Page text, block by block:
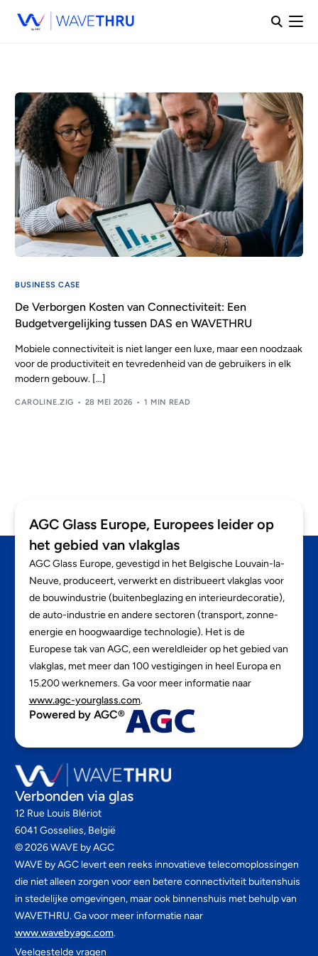
BUSINESS CASE
De Verborgen Kosten van Connectiviteit: Een
Budgetvergelijking tussen DAS en WAVETHRU
Mobiele connectiviteit is niet langer een luxe, maar een noodzaak
voor de productiviteit en tevredenheid van de gebruikers in elk
modern gebouw. […]
CAROLINE.ZIG 28 MEI 2026 1 MIN READ
AGC Glass Europe, Europees leider op
het gebied van vlakglas
AGC Glass Europe, gevestigd in het Belgische Louvain-la-
Neuve, produceert, verwerkt en distribueert vlakglas voor
de bouwindustrie (buitenbeglazing en interieurdecoratie),
de auto-industrie en andere sectoren (transport, zonne-
energie en hoogwaardige technologie). Het is de
Europese tak van AGC, een wereldleider op het gebied van
vlakglas, met meer dan 100 vestigingen in heel Europa en
15.200 werknemers. Ga voor meer informatie naar
www.agc-yourglass.com.
Powered by AGC®
WAVE by AGC levert een reeks innovatieve telecomoplossingen
die niet alleen zorgen voor een betere connectiviteit buitenshuis
in stedelijke omgevingen, maar ook binnenshuis met behulp van
WAVETHRU. Ga voor meer informatie naar
www.wavebyagc.com.
Veelgestelde vragen
Verbonden via glas
12 Rue Louis Blériot
6041 Gosselies, België
©2026WAVE by AGC
NL